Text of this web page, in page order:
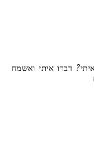
דברו איתי ואשמח